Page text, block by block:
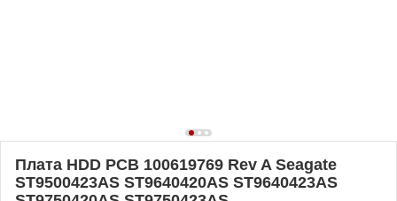
Плата HDD PCB 100619769 Rev A Seagate
ST9500423AS ST9640420AS ST9640423AS